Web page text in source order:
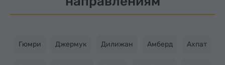
Гюмри Джермук Дилижан Амберд Ахпат